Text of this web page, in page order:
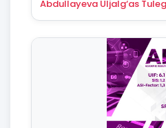
Abdullayeva Uljalg‘as